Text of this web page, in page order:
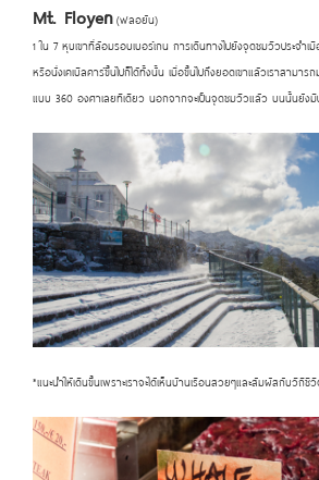
Mt. Floyen(ฟลอยัน)
1 ใน 7 หุบเขาที่ล้อมรอบเบอร์เกน การเดินทางไปยังจุดชมวิวประจำเ
หรือนั่งเคเบิลคาร์ขึ้นไปก็ได้ทั้งนั้น เมื่อขึ้นไปถึงยอดเขาแล้วเราสามาร
แบบ 360 องศาเลยทีเดียว นอกจากจะเป็นจุดชมวิวแล้ว บนนั้นยังมี
*แนะนำให้เดินขึ้นเพราะเราจะได้เห็นบ้านเรือนสวยๆและสัมผัสกับวิ